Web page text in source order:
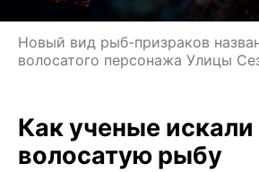
Новый вид рыб-призраков
волосатого персонажа Улицы
Как ученые искали
волосатую рыбу